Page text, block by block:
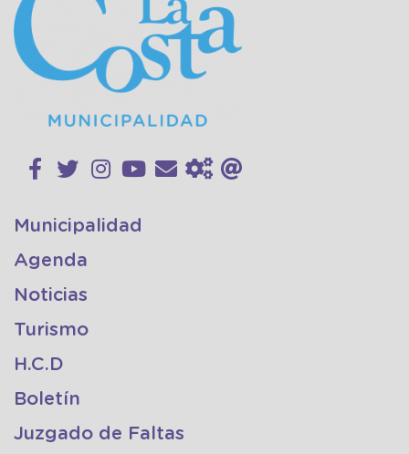
Municipalidad
Agenda
Noticias
Turismo
H.C.D
Boletín
Juzgado de Faltas